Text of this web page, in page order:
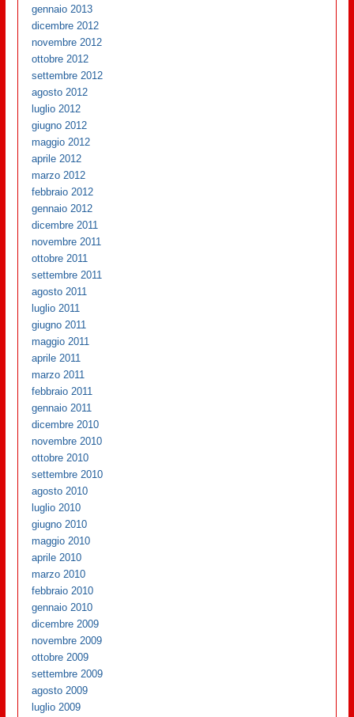
gennaio 2013
dicembre 2012
novembre 2012
ottobre 2012
settembre 2012
agosto 2012
luglio 2012
giugno 2012
maggio 2012
aprile 2012
marzo 2012
febbraio 2012
gennaio 2012
dicembre 2011
novembre 2011
ottobre 2011
settembre 2011
agosto 2011
luglio 2011
giugno 2011
maggio 2011
aprile 2011
marzo 2011
febbraio 2011
gennaio 2011
dicembre 2010
novembre 2010
ottobre 2010
settembre 2010
agosto 2010
luglio 2010
giugno 2010
maggio 2010
aprile 2010
marzo 2010
febbraio 2010
gennaio 2010
dicembre 2009
novembre 2009
ottobre 2009
settembre 2009
agosto 2009
luglio 2009